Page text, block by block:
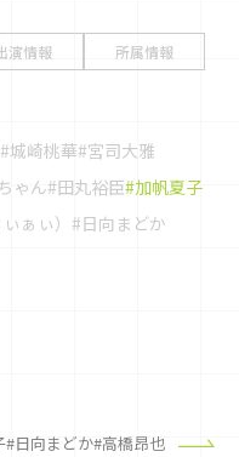
演情報
所属情報
#城崎桃華#宮司大雅
ゃん#田丸裕臣#加帆夏子
ぁぃ） #日向まどか
#日向まどか#高橋昂也